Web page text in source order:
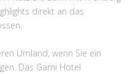
direkt an das
Umland, wenn Sie ein
Das Garni Hotel